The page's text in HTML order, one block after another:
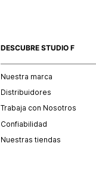
DESCUBRE STUDIO F
Nuestra marca
Distribuidores
Trabaja con Nosotros
Confiabilidad
Nuestras tiendas